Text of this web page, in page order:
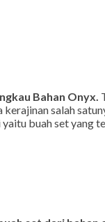
Bahan Onyx.
salah
yaitu buah set yang